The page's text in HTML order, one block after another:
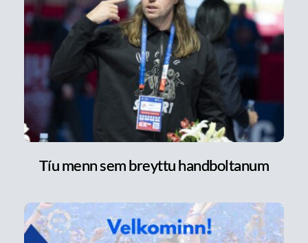
Tíu menn sem breyttu handboltanum